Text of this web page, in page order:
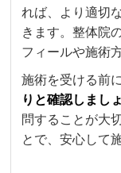
れば、より適切
きます。整体院
フィールや施術
施術を受ける前
りと確認しまし
問することが大
とで、安心して